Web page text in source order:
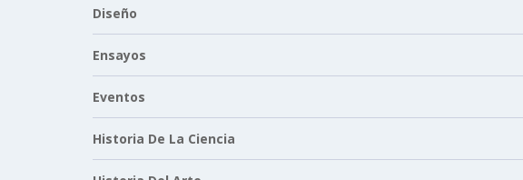
Diseño
Ensayos
Eventos
Historia De La Ciencia